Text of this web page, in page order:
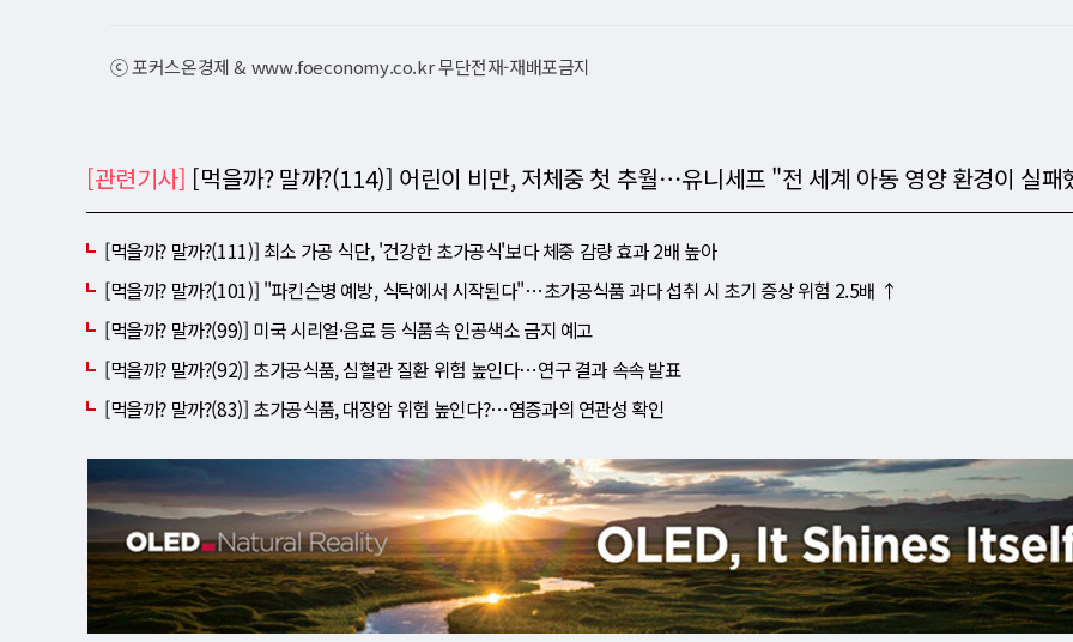
ⓒ 포커스온경제 & www.foeconomy.co.kr 무단전재-재배포금지
[관련기사] [먹을까? 말까?(114)] 어린이 비만, 저체중 첫 추월⋯유니세프 "전 세계 아동 영양 환경이 실패
[먹을까? 말까?(111)] 최소 가공 식단, '건강한 초가공식'보다 체중 감량 효과 2배 높아
[먹을까? 말까?(101)] "파킨슨병 예방, 식탁에서 시작된다"⋯초가공식품 과다 섭취 시 초기 증상 위험 2.5배 ↑
[먹을까? 말까?(99)] 미국 시리얼·음료 등 식품속 인공색소 금지 예고
[먹을까? 말까?(92)] 초가공식품, 심혈관 질환 위험 높인다⋯연구 결과 속속 발표
[먹을까? 말까?(83)] 초가공식품, 대장암 위험 높인다?⋯염증과의 연관성 확인